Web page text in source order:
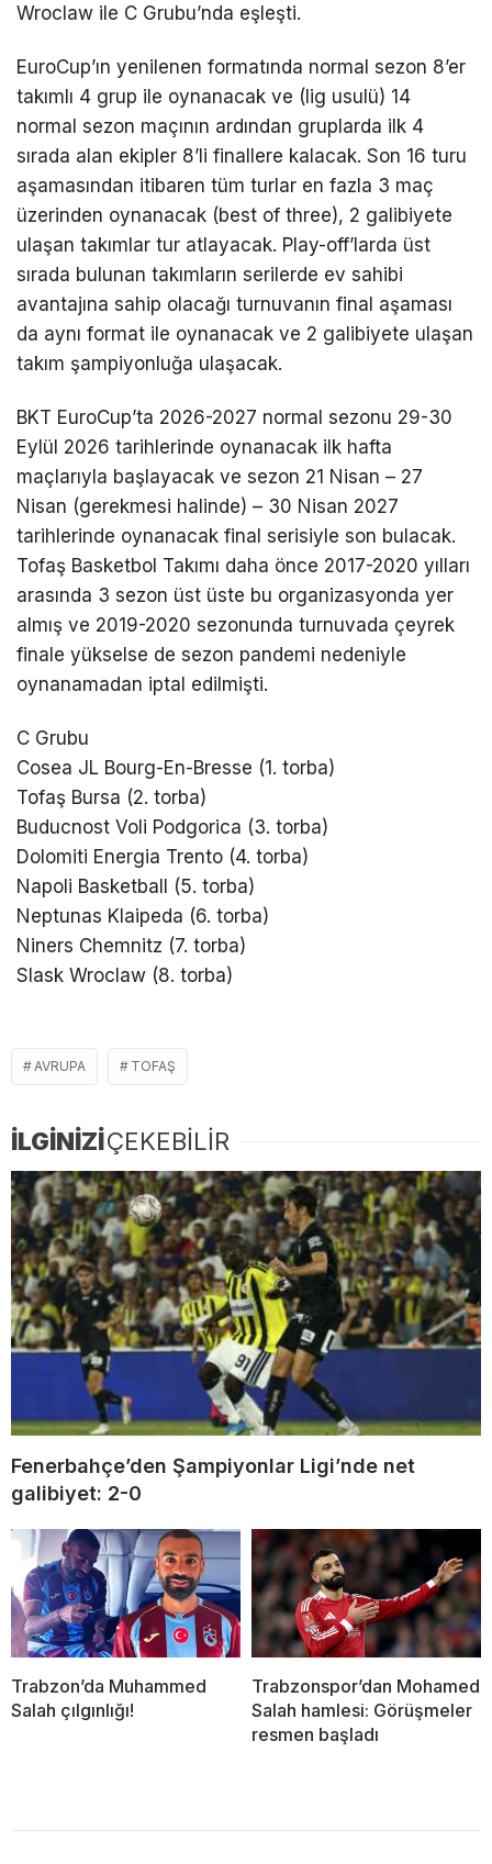
Wroclaw ile C Grubu’nda eşleşti.
EuroCup’ın yenilenen formatında normal sezon 8’er
takımlı 4 grup ile oynanacak ve (lig usulü) 14
normal sezon maçının ardından gruplarda ilk 4
sırada alan ekipler 8’li finallere kalacak. Son 16 turu
aşamasından itibaren tüm turlar en fazla 3 maç
üzerinden oynanacak (best of three), 2 galibiyete
ulaşan takımlar tur atlayacak. Play-off’larda üst
sırada bulunan takımların serilerde ev sahibi
avantajına sahip olacağı turnuvanın final aşaması
da aynı format ile oynanacak ve 2 galibiyete ulaşan
takım şampiyonluğa ulaşacak.
BKT EuroCup’ta 2026-2027 normal sezonu 29-30
Eylül 2026 tarihlerinde oynanacak ilk hafta
maçlarıyla başlayacak ve sezon 21 Nisan – 27
Nisan (gerekmesi halinde) – 30 Nisan 2027
tarihlerinde oynanacak final serisiyle son bulacak.
Tofaş Basketbol Takımı daha önce 2017-2020 yılları
arasında 3 sezon üst üste bu organizasyonda yer
almış ve 2019-2020 sezonunda turnuvada çeyrek
finale yükselse de sezon pandemi nedeniyle
oynanamadan iptal edilmişti.
C Grubu
Cosea JL Bourg-En-Bresse (1. torba)
Tofaş Bursa (2. torba)
Buducnost Voli Podgorica (3. torba)
Dolomiti Energia Trento (4. torba)
Napoli Basketball (5. torba)
Neptunas Klaipeda (6. torba)
Niners Chemnitz (7. torba)
Slask Wroclaw (8. torba)
AVRUPA TOFAŞ
İLGİNİZİÇEKEBİLİR
Fenerbahçe’den Şampiyonlar Ligi’nde net
galibiyet: 2-0
Trabzon’da Muhammed
Salah çılgınlığı!
Trabzonspor’dan Mohamed
Salah hamlesi: Görüşmeler
resmen başladı